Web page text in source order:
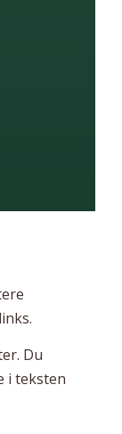
Du
i teksten